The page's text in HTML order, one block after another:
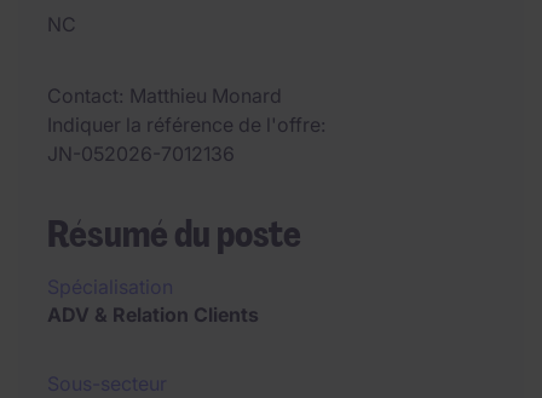
NC
Contact Matthieu Monard
Indiquer la référence de l'offre
JN-052026-7012136
Résumé du poste
ADV & Relation Clients